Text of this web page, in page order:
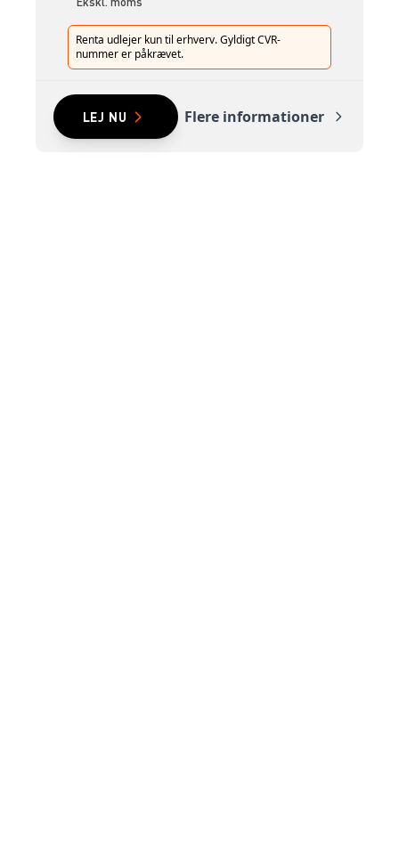
Renta udlejer kun til erhverv. Gyldigt CVR-
nummer er påkrævet.
LEJ NU Flere informationer